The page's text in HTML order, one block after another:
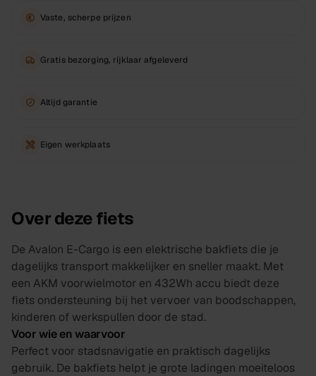
Vaste, scherpe prijzen
Gratis bezorging, rijklaar afgeleverd
Altijd garantie
Eigen werkplaats
Over deze fiets
De Avalon E-Cargo is een elektrische bakfiets die je
dagelijks transport makkelijker en sneller maakt. Met
een AKM voorwielmotor en 432Wh accu biedt deze
fiets ondersteuning bij het vervoer van boodschappen,
kinderen of werkspullen door de stad.
Voor wie en waarvoor
Perfect voor stadsnavigatie en praktisch dagelijks
gebruik. De bakfiets helpt je grote ladingen moeiteloos